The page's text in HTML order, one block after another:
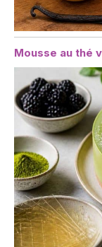
Mousse au thé